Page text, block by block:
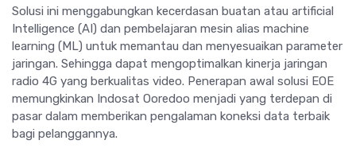
Solusi ini menggabungkan kecerdasan buatan atau artificial
Intelligence (AI) dan pembelajaran mesin alias machine
learning (ML) untuk memantau dan menyesuaikan parameter
jaringan. Sehingga dapat mengoptimalkan kinerja jaringan
radio 4G yang berkualitas video. Penerapan awal solusi EOE
memungkinkan Indosat Ooredoo menjadi yang terdepan di
pasar dalam memberikan pengalaman koneksi data terbaik
bagi pelanggannya.